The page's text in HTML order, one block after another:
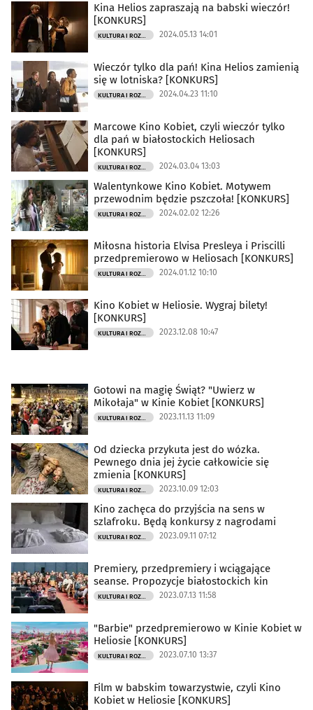
Kina Helios zapraszają na babski wieczór!
[KONKURS]
2024.05.13 14:01
Wieczór tylko dla pań! Kina Helios zamienią
się w lotniska? [KONKURS]
2024.04.23 11:10
Marcowe Kino Kobiet, czyli wieczór tylko
dla pań w białostockich Heliosach
[KONKURS]
2024.03.04 13:03
Walentynkowe Kino Kobiet. Motywem
przewodnim będzie pszczoła! [KONKURS]
2024.02.02 12:26
Miłosna historia Elvisa Presleya i Priscilli
przedpremierowo w Heliosach [KONKURS]
2024.01.12 10:10
Kino Kobiet w Heliosie. Wygraj bilety!
[KONKURS]
2023.12.08 10:47
Gotowi na magię Świąt? "Uwierz w
Mikołaja" w Kinie Kobiet [KONKURS]
2023.11.13 11:09
Od dziecka przykuta jest do wózka.
Pewnego dnia jej życie całkowicie się
zmienia [KONKURS]
2023.10.09 12:03
Kino zachęca do przyjścia na sens w
szlafroku. Będą konkursy z nagrodami
2023.09.11 07:12
Premiery, przedpremiery i wciągające
seanse. Propozycje białostockich kin
2023.07.13 11:58
"Barbie" przedpremierowo w Kinie Kobiet w
Heliosie [KONKURS]
2023.07.10 13:37
Film w babskim towarzystwie, czyli Kino
Kobiet w Heliosie [KONKURS]